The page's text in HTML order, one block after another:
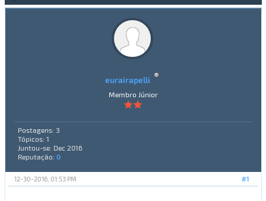
eurairapelli
Membro Júnior
Postagens: 3
Tópicos: 1
Juntou-se: Dec 2016
Reputação: 0
#1
12-30-2016, 01:53 PM